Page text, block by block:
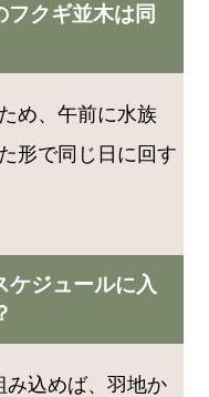
フクギ並木は同
め、午前に水族
形で同じ日に回す
ケジュールに入
み込めば、羽地か